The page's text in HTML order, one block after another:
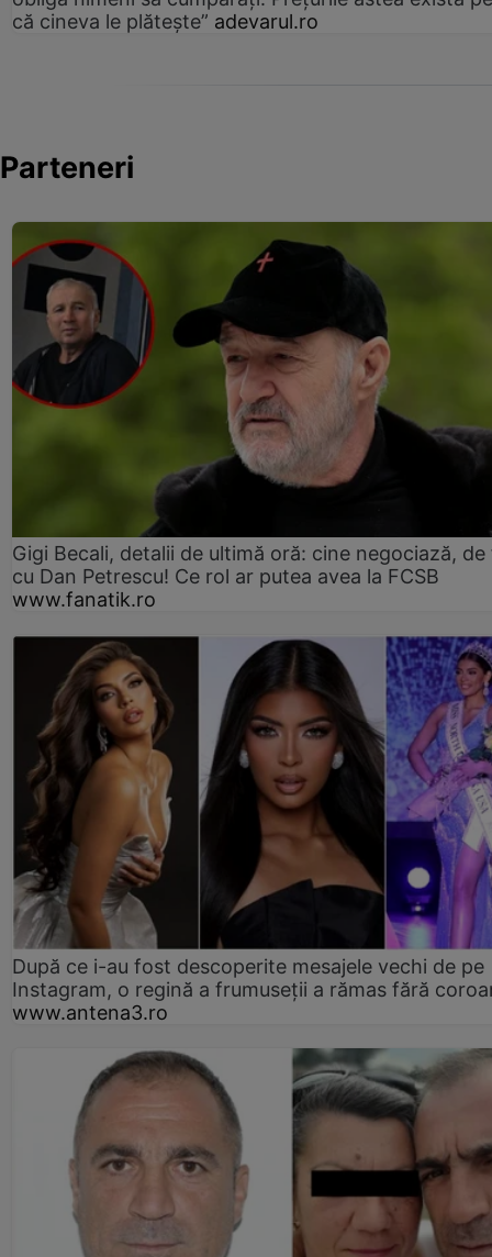
că cineva le plătește” adevarul.ro
Parteneri
Gigi Becali, detalii de ultimă oră: cine negociază,
cu Dan Petrescu! Ce rol ar putea avea la FCSB
www.fanatik.ro
După ce i-au fost descoperite mesajele vechi de pe
Instagram, o regină a frumuseții a rămas fără
www.antena3.ro